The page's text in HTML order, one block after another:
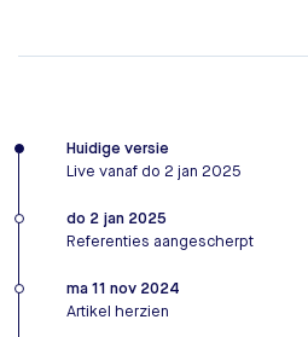
Huidige versie
Live vanaf do 2 jan 2025
do 2 jan 2025
Referenties aangescherpt
ma 11 nov 2024
Artikel herzien